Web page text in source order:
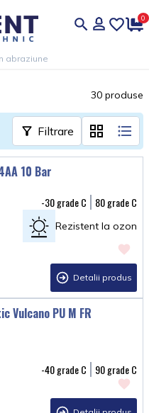
0
abraziune
30 produse
Filtrare
10 Bar
-30 80
Rezistent la ozon
Detalii produs
Vulcano PU M FR
-40 90